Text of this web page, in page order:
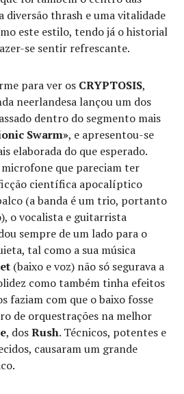
diversão thrash e uma vitalidade
este estilo, tendo já o historial
se sentir refrescante.
para ver os CRYPTOSIS,
neerlandesa lançou um dos
dentro do segmento mais
Swarm», e apresentou-se
elaborada do que esperado.
que pareciam ter
científica apocalíptico
(a banda é um trio, portanto
o vocalista e guitarrista
sempre de um lado para o
tal como a sua música
(baixo e voz) não só segurava a
como também tinha efeitos
faziam com que o baixo fosse
de orquestrações na melhor
, dosRush. Técnicos, potentes e
causaram um grande